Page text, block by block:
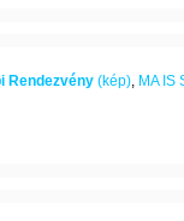
Rendezvény (kép), MA IS